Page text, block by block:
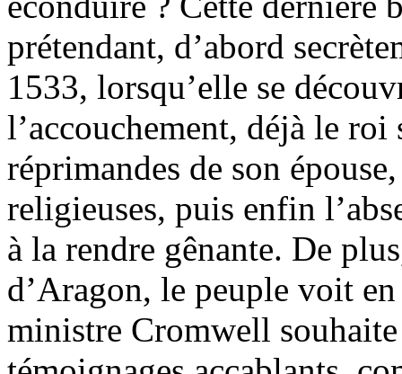
prétendant, d’abord
1533, lorsqu’elle se
l’accouchement, déjà le
réprimandes de son
religieuses, puis enfin
à la rendre gênante. De
d’Aragon, le peuple voit
ministre Cromwell